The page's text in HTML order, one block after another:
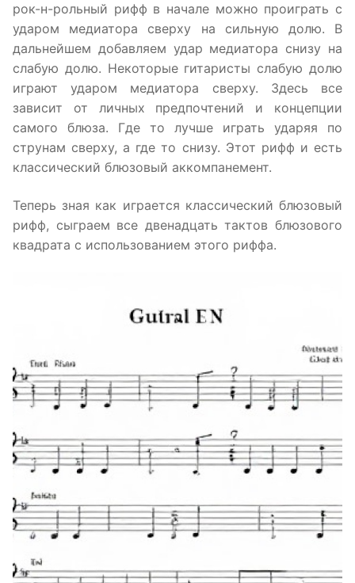
рок-н-рольный рифф в начале можно проиграть с
ударом медиатора сверху на сильную долю. В
дальнейшем добавляем удар медиатора снизу на
слабую долю. Некоторые гитаристы слабую долю
играют ударом медиатора сверху. Здесь все
зависит от личных предпочтений и концепции
самого блюза. Где то лучше играть ударяя по
струнам сверху, а где то снизу. Этот рифф и есть
классический блюзовый аккомпанемент.
Теперь зная как играется классический блюзовый
рифф, сыграем все двенадцать тактов блюзового
квадрата с использованием этого риффа.